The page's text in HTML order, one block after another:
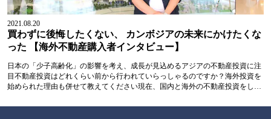
2021.08.20
買わずに後悔したくない、 カンボジアの未来にかけたくな
った 【海外不動産購入者インタビュー】
日本の「少子高齢化」の影響を考え、成長が見込めるアジアの不動産投資に注
目不動産投資はどれくらい前から行われていらっしゃるのですか？海外投資を
始められた理由も併せて教えてください現在、国内と海外の不動産投資をして
金でマンションを持っていて、それを引き継いだのがきっかけでした。海外投